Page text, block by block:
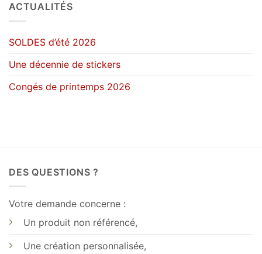
ACTUALITÉS
SOLDES d’été 2026
Une décennie de stickers
Congés de printemps 2026
DES QUESTIONS ?
Votre demande concerne :
Un produit non référencé,
Une création personnalisée,